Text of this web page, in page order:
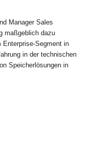
Manager Sales
maßgeblich dazu
Enterprise-Segment in
in der technischen
Speicherlösungen in